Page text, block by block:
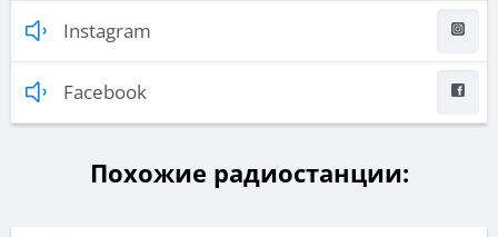
Instagram
Facebook
Похожие радиостанции: